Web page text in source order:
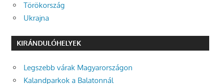
Törökország
Ukrajna
KIRÁNDULÓHELYEK
Legszebb várak Magyarországon
Kalandparkok a Balatonnál